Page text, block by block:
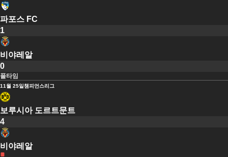
파포스 FC
1
비야레알
0
풀타임
11월 25일챔피언스리그
보루시아 도르트문트
4
비야레알